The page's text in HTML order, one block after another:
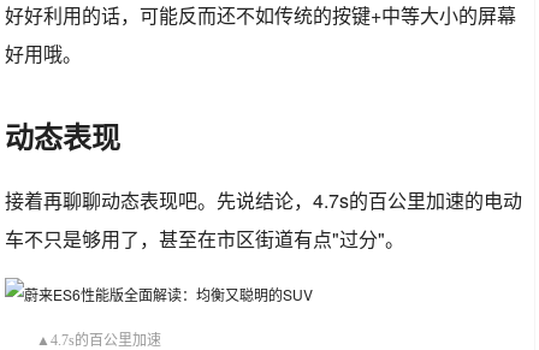
好好利用的话，可能反而还不如传统的按键+中等大小的屏幕
好用哦。
动态表现
接着再聊聊动态表现吧。先说结论，4.7s的百公里加速的电动
车不只是够用了，甚至在市区街道有点"过分"。
▲4.7s的百公里加速